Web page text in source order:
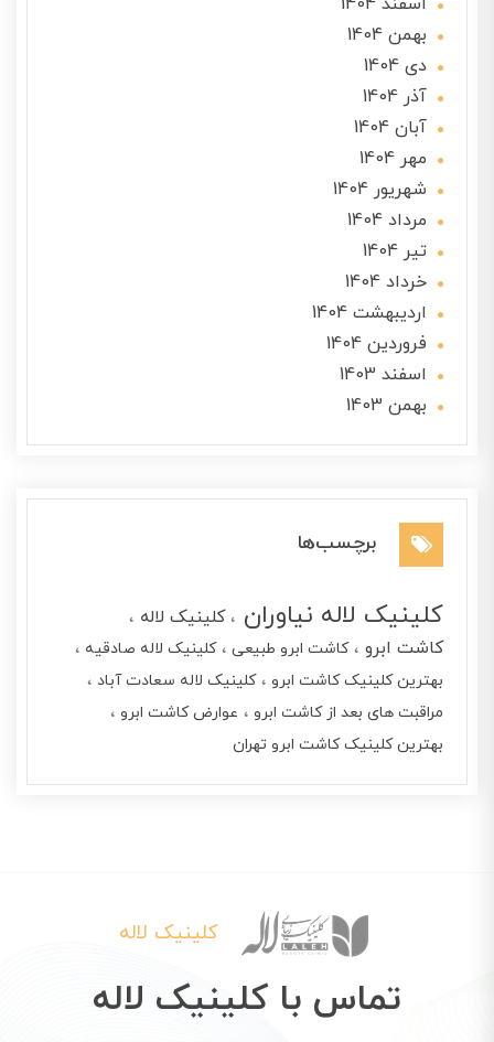
بهمن 1404
دی 1404
آذر 1404
آبان 1404
مهر 1404
شهریور 1404
مرداد 1404
تير 1404
خرداد 1404
ارديبهشت 1404
فروردین 1404
اسفند 1403
بهمن 1403
برچسب‌ها
کلینیک لاله نیاوران
کلینیک لاله
کاشت ابرو
کاشت ابرو طبیعی
کلینیک لاله صادقیه
بهترین کلینیک کاشت ابرو
کلینیک لاله سعادت آباد
مراقبت های بعد از کاشت ابرو
عوارض کاشت ابرو
بهترین کلینیک کاشت ابرو تهران
کلینیک لاله
تماس با کلینیک لاله